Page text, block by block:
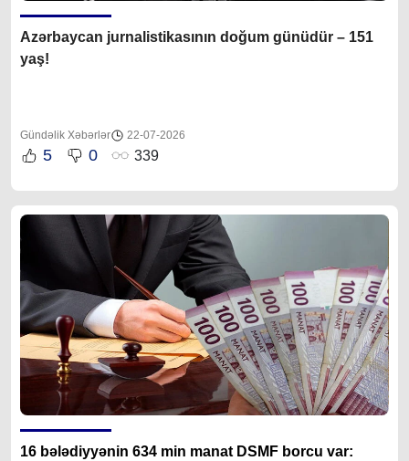
Azərbaycan jurnalistikasının doğum günüdür – 151
yaş!
Gündəlik Xəbərlər 22-07-2026
5 0 339
16 bələdiyyənin 634 min manat DSMF borcu var: